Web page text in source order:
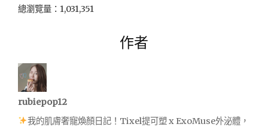
總瀏覽量：1,031,351
作者
rubiepop12
我的肌膚奢寵煥顏日記！Tixel提可塑 x ExoMuse外泌體，